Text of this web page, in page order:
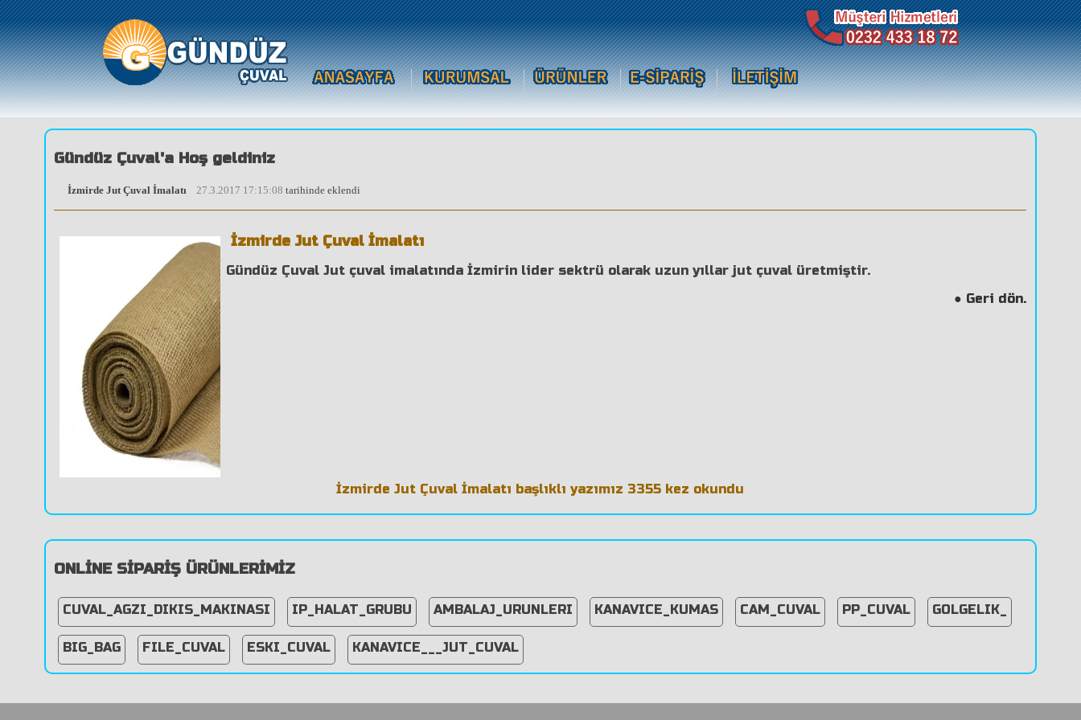
Gündüz Çuval'a Hoş geldiniz
İzmirde Jut Çuval İmalatı 27.3.2017 17:15:08 tarihinde eklendi
İzmirde Jut Çuval İmalatı
Gündüz Çuval Jut çuval imalatında İzmirin lider sektrü olarak uzun yıllar jut çuval üretmiştir.
● Geri dön.
İzmirde Jut Çuval İmalatı başlıklı yazımız 3355 kez okundu
ONLİNE SİPARİŞ ÜRÜNLERİMİZ
CUVAL_AGZI_DIKIS_MAKINASI IP_HALAT_GRUBU AMBALAJ_URUNLERI KANAVICE_KUMAS CAM_CUVAL PP_CUVAL GOLGELIK_
BIG_BAG FILE_CUVAL ESKI_CUVAL KANAVICE___JUT_CUVAL